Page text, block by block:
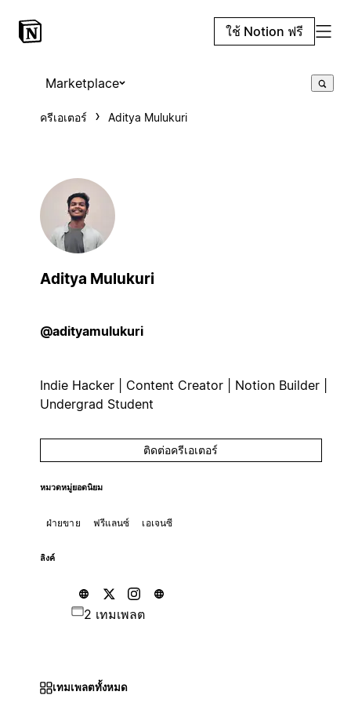
ใช้ Notion ฟรี
Marketplace
ครีเอเตอร์ Aditya Mulukuri
Aditya Mulukuri
@adityamulukuri
Indie Hacker | Content Creator | Notion Builder |
Undergrad Student
ติดต่อครีเอเตอร์
หมวดหมู่ยอดนิยม
ฝ่ายขาย ฟรีแลนซ์ เอเจนซี
ลิงค์
2 เทมเพลต
เทมเพลตทั้งหมด